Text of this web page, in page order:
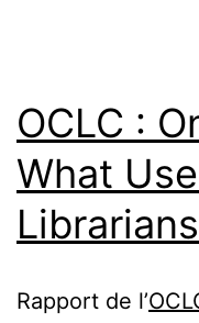
OCLC :
What
Rapport de l’